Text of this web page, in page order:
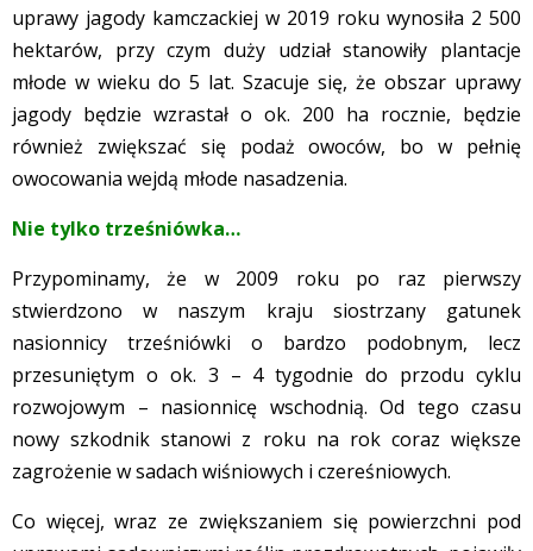
uprawy jagody kamczackiej w 2019 roku wynosiła 2 500
hektarów, przy czym duży udział stanowiły plantacje
młode w wieku do 5 lat. Szacuje się, że obszar uprawy
jagody będzie wzrastał o ok. 200 ha rocznie, będzie
również zwiększać się podaż owoców, bo w pełnię
owocowania wejdą młode nasadzenia.
Nie tylko trześniówka…
Przypominamy, że w 2009 roku po raz pierwszy
stwierdzono w naszym kraju siostrzany gatunek
nasionnicy trześniówki o bardzo podobnym, lecz
przesuniętym o ok. 3 – 4 tygodnie do przodu cyklu
rozwojowym – nasionnicę wschodnią. Od tego czasu
nowy szkodnik stanowi z roku na rok coraz większe
zagrożenie w sadach wiśniowych i czereśniowych.
Co więcej, wraz ze zwiększaniem się powierzchni pod